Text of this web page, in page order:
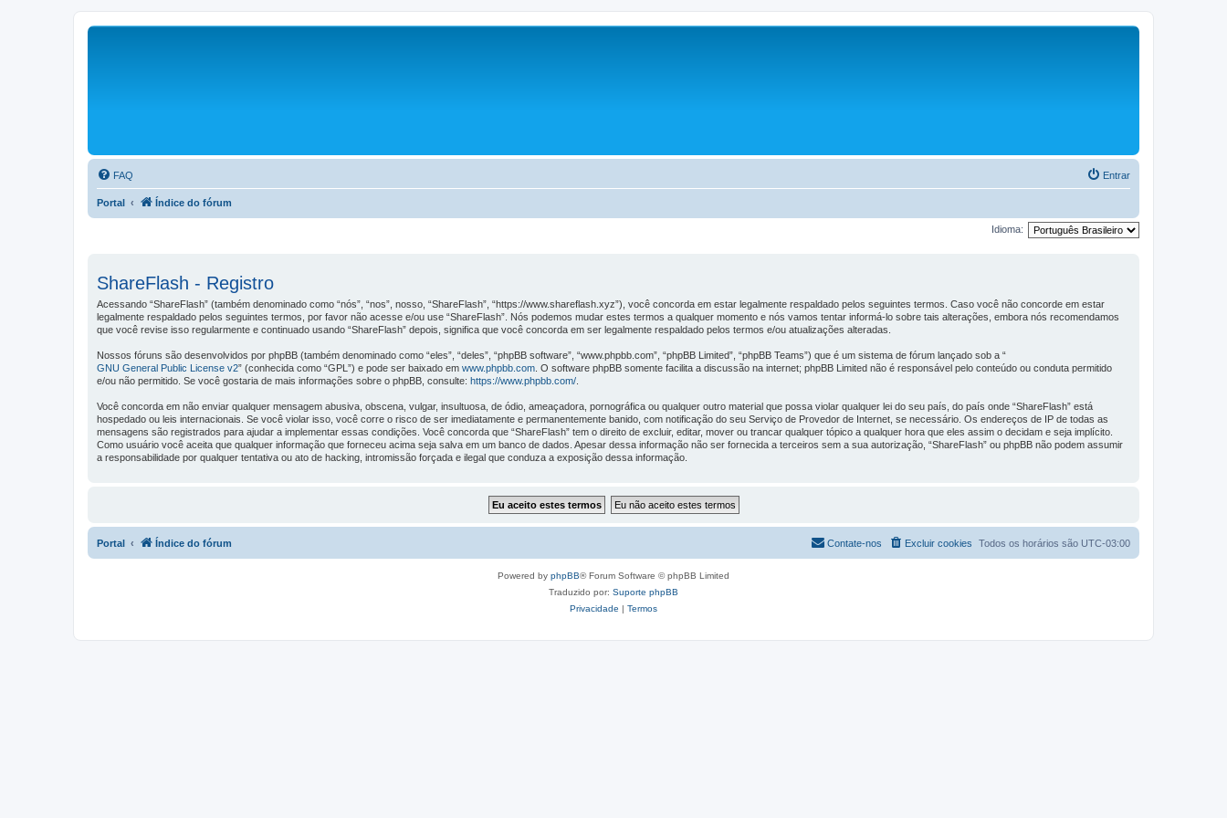
FAQ Entrar
Portal Índice do fórum
Idioma:
ShareFlash - Registro
Acessando “ShareFlash” (também denominado como “nós”, “nos”, nosso, “ShareFlash”, “https://www.shareflash.xyz”), você concorda em estar legalmente respaldado pelos seguintes termos. Caso você não concorde em estar
legalmente respaldado pelos seguintes termos, por favor não acesse e/ou use “ShareFlash”. Nós podemos mudar estes termos a qualquer momento e nós vamos tentar informá-lo sobre tais alterações, embora nós recomendamos
que você revise isso regularmente e continuado usando “ShareFlash” depois, significa que você concorda em ser legalmente respaldado pelos termos e/ou atualizações alteradas.
Nossos fóruns são desenvolvidos por phpBB (também denominado como “eles”, “deles”, “phpBB software”, “www.phpbb.com”, “phpBB Limited”, “phpBB Teams”) que é um sistema de fórum lançado sob a “
GNU General Public License v2” (conhecida como “GPL”) e pode ser baixado em www.phpbb.com . O software phpBB somente facilita a discussão na internet; phpBB Limited não é responsável pelo conteúdo ou conduta permitido
e/ou não permitido. Se você gostaria de mais informações sobre o phpBB, consulte: https://www.phpbb.com/
Você concorda em não enviar qualquer mensagem abusiva, obscena, vulgar, insultuosa, de ódio, ameaçadora, pornográfica ou qualquer outro material que possa violar qualquer lei do seu país, do país onde “ShareFlash” está
hospedado ou leis internacionais. Se você violar isso, você corre o risco de ser imediatamente e permanentemente banido, com notificação do seu Serviço de Provedor de Internet, se necessário. Os endereços de IP de todas as
mensagens são registrados para ajudar a implementar essas condições. Você concorda que “ShareFlash” tem o direito de excluir, editar, mover ou trancar qualquer tópico a qualquer hora que eles assim o decidam e seja implícito.
Como usuário você aceita que qualquer informação que forneceu acima seja salva em um banco de dados. Apesar dessa informação não ser fornecida a terceiros sem a sua autorização, “ShareFlash” ou phpBB não podem assumir
a responsabilidade por qualquer tentativa ou ato de hacking, intromissão forçada e ilegal que conduza a exposição dessa informação.
Portal Índice do fórum Todos os horários são UTC-03:00
Excluir cookies
Contate-nos
Powered by phpBB® Forum Software © phpBB Limited
Traduzido por: Suporte phpBB
Privacidade | Termos